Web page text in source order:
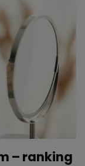
– ranking